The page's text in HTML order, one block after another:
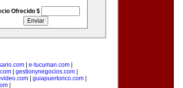
Ofrecido $
e-tucuman.com
| gestionynegocios.com|
| guiapuertorico.com|
|